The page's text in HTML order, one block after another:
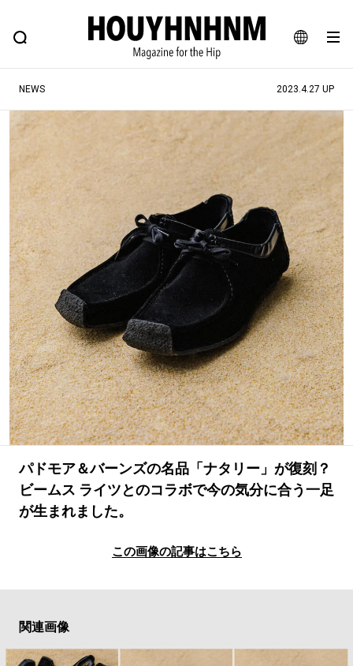
JA
EN
FEATURE BLOG SNAP
ヒップなファッション、カルチャー、ライフスタイルWEBマガジン
#注目のタグ
#SHOPPING ADDICT #憧れの逸品
#MONTHLY JOURNAL #ESSENTIAL DESIGNS
#NEW VINTAGE #古着サミット
#マイナーグッド図鑑 #フイナムのYouTube
#Commune H #FOCUS IT #AH.H
#ととけん #FASHION #MUSIC #MOVIE
#LIFESTYLE #SNEAKER #OUTDOOR
#SPORTS #HANDSOME HANDBOOK
NEWS 2023.4.27 UP
パドモア＆バーンズの名品「ナタリー」が復刻？
ビームス ライツとのコラボで今の気分に合う一足
が生まれました。
この画像の記事はこちら
関連画像